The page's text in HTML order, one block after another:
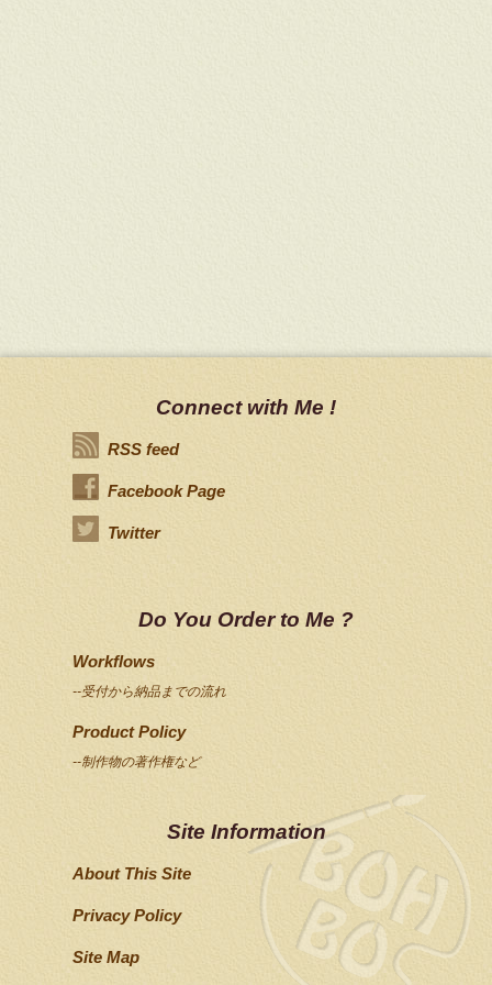
Connect with Me !
RSS feed
Facebook Page
Twitter
Do You Order to Me ?
Workflows
--受付から納品までの流れ
Product Policy
--制作物の著作権など
Site Information
About This Site
Privacy Policy
Site Map